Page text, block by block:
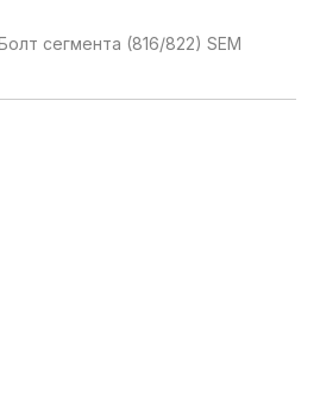
сегмента (816/822) SEM